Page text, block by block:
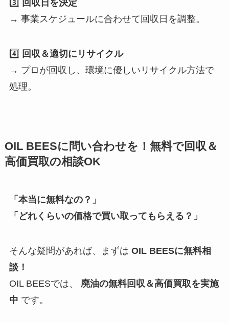
3️⃣ 回収日を決定
→ 事業スケジュールに合わせて回収日を調整。
4️⃣ 回収＆適切にリサイクル
→ プロが回収し、環境に優しいリサイクル方法で
処理。
OIL BEESに問い合わせを！無料で回収＆
高価買取の相談OK
「本当に無料なの？」
「どれくらいの価格で買い取ってもらえる？」
そんな疑問があれば、まずは OIL BEESに無料相
談！
OIL BEESでは、 廃油の無料回収＆高価買取を実施
中 です。